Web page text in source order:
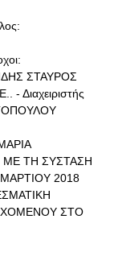
ΣΤΑΥΡΟΣ
Διαχειριστής
ΜΕ ΤΗ ΣΥΣΤΑΣΗ
2018
ΣΤΟ